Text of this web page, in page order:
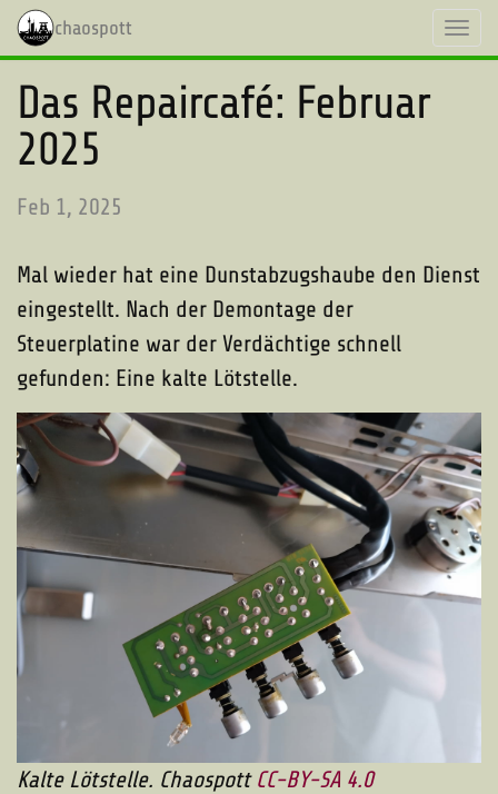
chaospott
Das Repaircafé: Februar
2025
Feb 1, 2025
Mal wieder hat eine Dunstabzugshaube den Dienst
eingestellt. Nach der Demontage der
Steuerplatine war der Verdächtige schnell
gefunden: Eine kalte Lötstelle.
Kalte Lötstelle. Chaospott CC-BY-SA 4.0